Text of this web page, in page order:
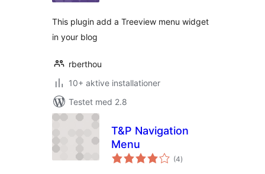
This plugin add a Treeview menu widget
in your blog
rberthou
10+ aktive installationer
Testet med 2.8
T&P Navigation
Menu
(4totale
bedømmelser
)